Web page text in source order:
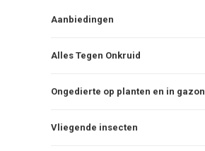
Aanbiedingen
Alles Tegen Onkruid
Ongedierte op planten en in gazon
Vliegende insecten